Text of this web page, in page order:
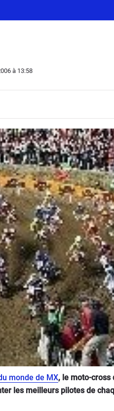
à 13:58
monde de MX, le moto-cross
les meilleurs pilotes de